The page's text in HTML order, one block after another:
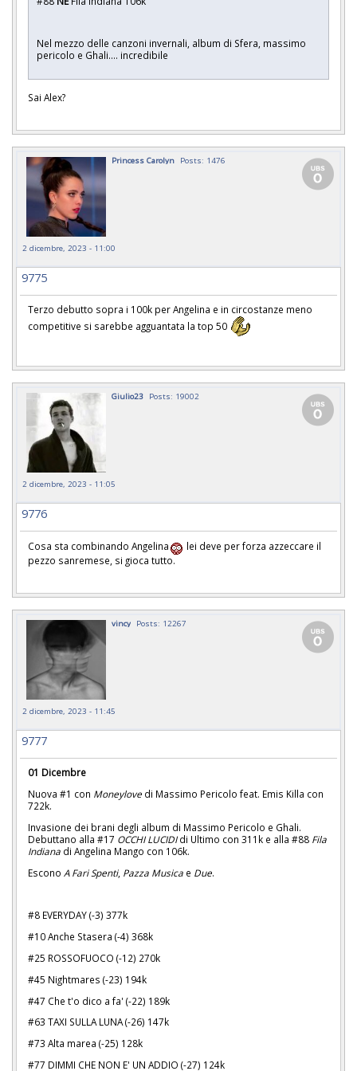
Nel mezzo delle canzoni invernali, album di Sfera, massimo
pericolo e Ghali.... incredibile
Sai Alex?
Princess Carolyn Posts: 1476
2 dicembre, 2023 - 11:00
9775
Terzo debutto sopra i 100k per Angelina e in circostanze meno
competitive si sarebbe agguantata la top 50
Giulio23 Posts: 19002
2 dicembre, 2023 - 11:05
9776
Cosa sta combinando Angelina
lei deve per forza azzeccare il
pezzo sanremese, si gioca tutto.
vincy Posts: 12267
2 dicembre, 2023 - 11:45
9777
01 Dicembre
Nuova #1 con Moneylove di Massimo Pericolo feat. Emis Killa con
722k.
Invasione dei brani degli album di Massimo Pericolo e Ghali.
Debuttano alla #17 OCCHI LUCIDIdi Ultimo con 311k e alla #88 Fila
Indiana di Angelina Mango con 106k.
Escono A Fari Spenti, Pazza Musica e Due.
#8 EVERYDAY (-3) 377k
#10 Anche Stasera (-4) 368k
#25 ROSSOFUOCO (-12) 270k
#45 Nightmares (-23) 194k
#47 Che t'o dico a fa' (-22) 189k
#63 TAXI SULLA LUNA (-26) 147k
#73 Alta marea (-25) 128k
#77 DIMMI CHE NON E' UN ADDIO (-27) 124k